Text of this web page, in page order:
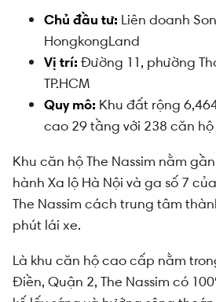
Chủ đầu tư: Liên doanh
HongkongLand
Vị trí: Đường 11, phường
TP.HCM
Quy mô: Khu đất rộng
cao 29 tầng với 238 căn hộ
Khu căn hộ The Nassim nằm
hành Xa lộ Hà Nội và ga số 7
The Nassim cách trung tâm
phút lái xe.
Là khu căn hộ cao cấp nằm
Điền, Quận 2, The Nassim có